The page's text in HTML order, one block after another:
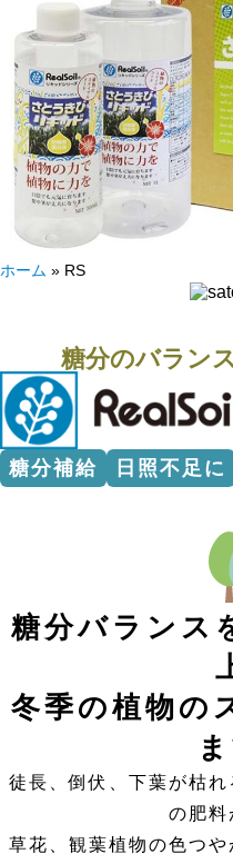
ホーム » RS
糖分のバラン
糖分補給 日照不足に
糖分バランス
冬季の植物の
徒長、倒伏、下葉が枯
の肥料
草花、観葉植物の色つ